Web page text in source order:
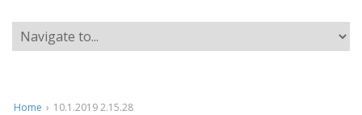
Home › 10.1.2019 2.15.28